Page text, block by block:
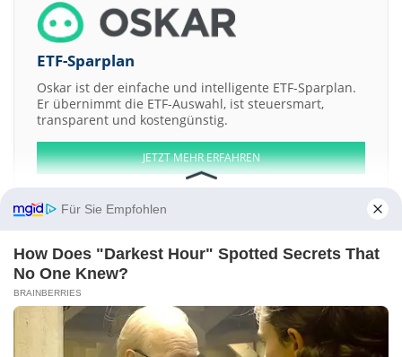
ETF-Sparplan
Oskar ist der einfache und intelligente ETF-Sparplan.
Er übernimmt die ETF-Auswahl, ist steuersmart,
transparent und kostengünstig.
JETZT MEHR ERFAHREN
Aktien ATX DAX EuroStoxx 50 Dow Jones NASDAQ 100
Nikkei 225
Weitere Aktien:
Cobank ACB Non-Cum Sub Perp
Solen COLOPL Orma Orman
Mahsulleri Integre Sanayi ve Ticaret ACTIVIUM GROUP
Für Sie Empfohlen
How Does "Darkest Hour" Spotted Secrets That
No One Knew?
BRAINBERRIES